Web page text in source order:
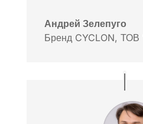
Андрей Зелепуго
Бренд CYCLON, ТОВ